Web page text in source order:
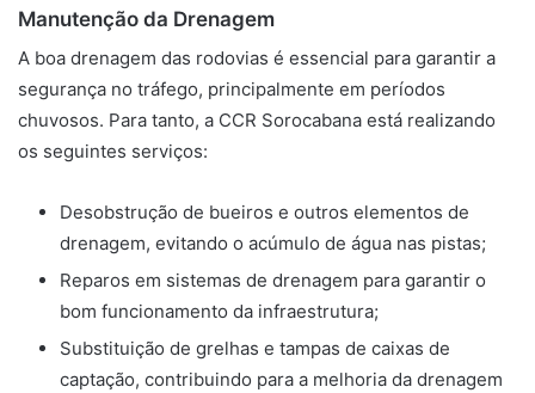
Manutenção da Drenagem
A boa drenagem das rodovias é essencial para garantir a
segurança no tráfego, principalmente em períodos
chuvosos. Para tanto, a CCR Sorocabana está realizando
os seguintes serviços:
Desobstrução de bueiros e outros elementos de
drenagem, evitando o acúmulo de água nas pistas;
Reparos em sistemas de drenagem para garantir o
bom funcionamento da infraestrutura;
Substituição de grelhas e tampas de caixas de
captação, contribuindo para a melhoria da drenagem